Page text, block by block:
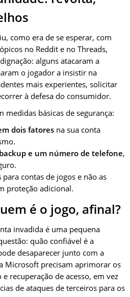
como era de se esperar, com
no Reddit e no Threads,
alguns atacaram a
o jogador a insistir na
mais experientes, solicitar
à defesa do consumidor.
básicas de segurança:
dois fatores na sua conta
e um número de telefone,
para contas de jogos e não as
proteção adicional.
é o jogo, afinal?
invadida é uma pequena
quão confiável é a
desaparecer junto com a
Microsoft precisam aprimorar os
recuperação de acesso, em vez
de ataques de terceiros para os